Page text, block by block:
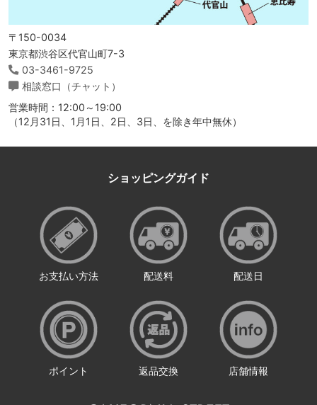
〒150-0034
東京都渋谷区代官山町7-3
03-3461-9725
相談窓口（チャット）
営業時間：12:00～19:00
（12月31日、1月1日、2日、3日、を除き年中無休）
ショッピングガイド
お支払い方法 配送料 配送日
ポイント 返品交換 店舗情報